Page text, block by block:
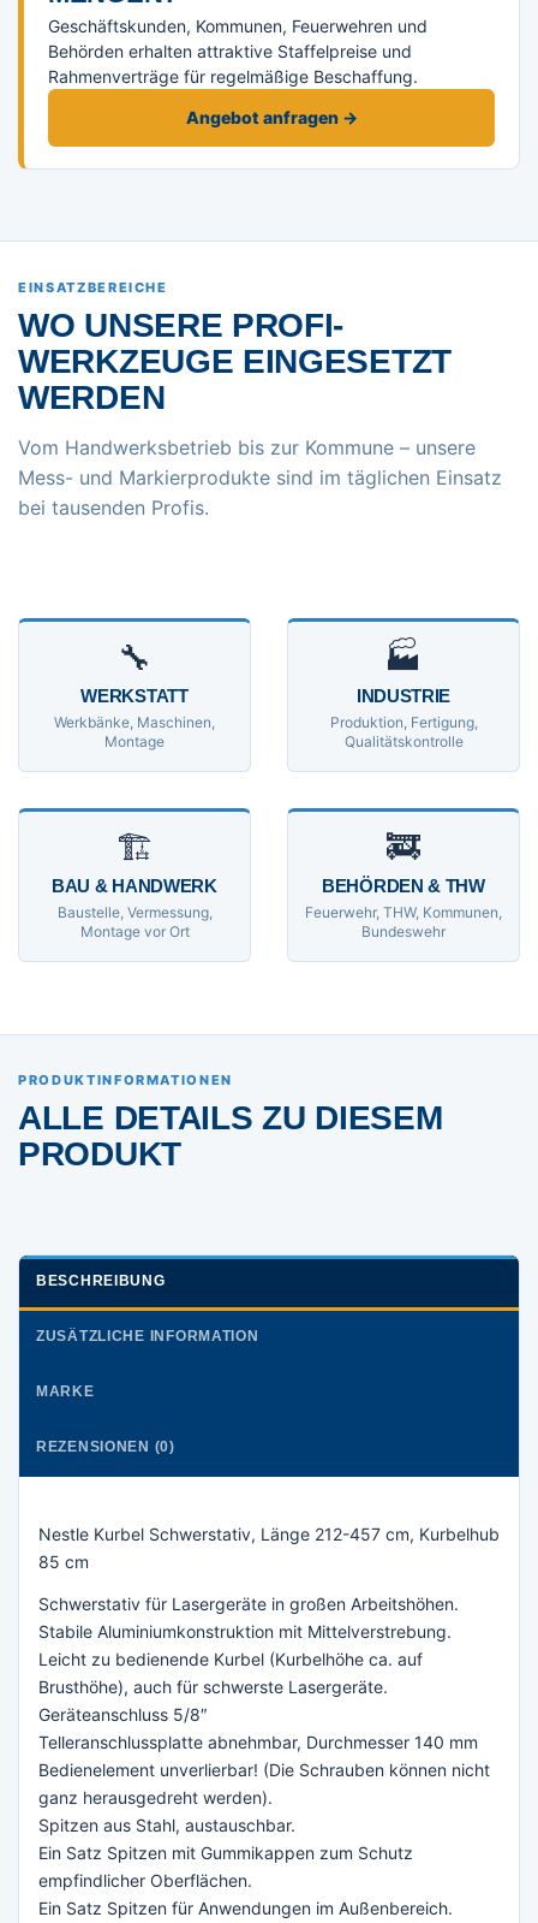
Geschäftskunden, Kommunen, Feuerwehren und
Behörden erhalten attraktive Staffelpreise und
Rahmenverträge für regelmäßige Beschaffung.
Angebot anfragen →
EINSATZBEREICHE
WO UNSERE PROFI-
WERKZEUGE EINGESETZT
WERDEN
Vom Handwerksbetrieb bis zur Kommune – unsere
Mess- und Markierprodukte sind im täglichen Einsatz
bei tausenden Profis.
🔧
WERKSTATT
Werkbänke, Maschinen,
Montage
🏭
INDUSTRIE
Produktion, Fertigung,
Qualitätskontrolle
🏗
BAU & HANDWERK
Baustelle, Vermessung,
Montage vor Ort
🚒
BEHÖRDEN & THW
Feuerwehr, THW, Kommunen,
Bundeswehr
PRODUKTINFORMATIONEN
ALLE DETAILS ZU DIESEM
PRODUKT
BESCHREIBUNG
ZUSÄTZLICHE INFORMATION
MARKE
REZENSIONEN (0)
Nestle Kurbel Schwerstativ, Länge 212-457 cm, Kurbelhub
85 cm
Schwerstativ für Lasergeräte in großen Arbeitshöhen.
Stabile Aluminiumkonstruktion mit Mittelverstrebung.
Leicht zu bedienende Kurbel (Kurbelhöhe ca. auf
Brusthöhe), auch für schwerste Lasergeräte.
Geräteanschluss 5/8″
Telleranschlussplatte abnehmbar, Durchmesser 140 mm
Bedienelement unverlierbar! (Die Schrauben können nicht
ganz herausgedreht werden).
Spitzen aus Stahl, austauschbar.
Ein Satz Spitzen mit Gummikappen zum Schutz
empfindlicher Oberflächen.
Ein Satz Spitzen für Anwendungen im Außenbereich.